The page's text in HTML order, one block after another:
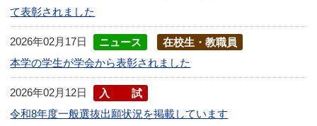
て表彰されました
2026年02月17日 ニュース
在校生・教職員
本学の学生が学会から表彰されました
2026年02月12日
入試
令和8年度一般選抜出願状況を掲載しています